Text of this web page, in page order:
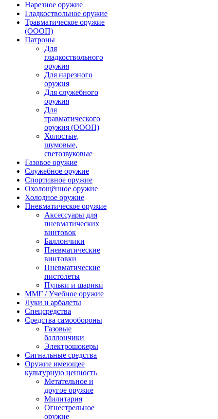
Нарезное оружие
Гладкоствольное оружие
Травматическое оружие
(ОООП)
Патроны
Для
гладкоствольного
оружия
Для нарезного
оружия
Для служебного
оружия
Для
травматического
оружия (ОООП)
Холостые,
шумовые,
светозвуковые
Газовое оружие
Служебное оружие
Спортивное оружие
Охолощённое оружие
Холодное оружие
Пневматическое оружие
Аксессуары для
пневматических
винтовок
Баллончики
Пневматические
винтовки
Пневматические
пистолеты
Пульки и шарики
ММГ / Учебное оружие
Луки и арбалеты
Спецсредства
Средства самообороны
Газовые
баллончики
Электрошокеры
Сигнальные средства
Оружие имеющее
культурную ценность
Метательное и
другое оружие
Милитария
Огнестрельное
оружие